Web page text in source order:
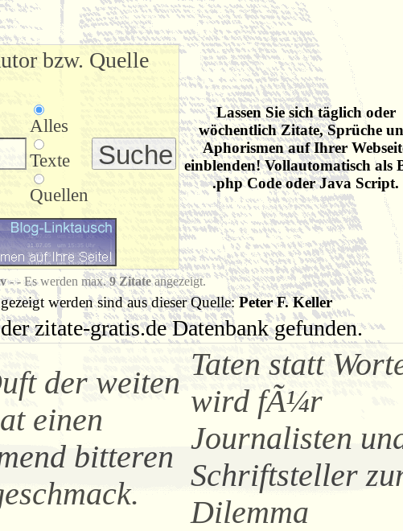
bzw. Quelle
Alles
Texte
Quellen
Lassen Sie sich täglich oder
wöchentlich Zitate, Sprüche
Aphorismen auf Ihrer
einblenden! Vollautomatisch als
.php Code oder Java Script.
- - Es werden max.9 Zitateangezeigt.
werden sind aus dieser Quelle:Peter F. Keller
zitate-gratis.de Datenbank gefunden.
der weiten
einen
bitteren
Taten statt
wird fÃ¼r
Journalisten
Schriftsteller
Dilemma